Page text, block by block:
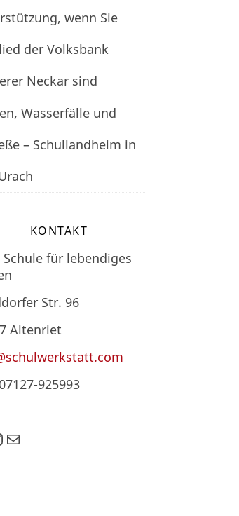
wenn Sie
der Volksbank
Neckar sind
Wasserfälle und
– Schullandheim in
KONTAKT
Schule für lebendiges
Str. 96
Altenriet
925993
E-Mail